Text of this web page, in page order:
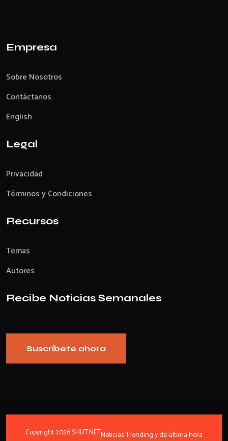
Empresa
Sobre Nosotros
Contáctanos
English
Legal
Privacidad
Términos y Condiciones
Recursos
Temas
Autores
Recibe Noticias Semanales
Suscríbete ahora
Copyright 2026 SHUT.NETNoticias Trending y de última hora